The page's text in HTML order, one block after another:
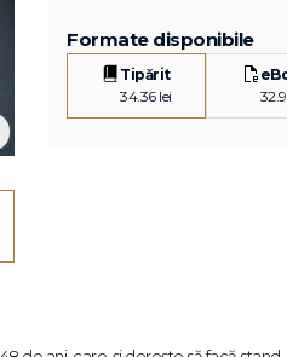
Formate disponibile
Tipărit
34.36 lei